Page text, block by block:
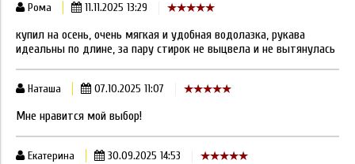
Рома 11.11.2025 13:29
купил на осень, очень мягкая и удобная водолазка, рукава
идеальны по длине, за пару стирок не выцвела и не вытянулась
Наташа 07.10.2025 11:07
Мне нравится мой выбор!
Екатерина 30.09.2025 14:53